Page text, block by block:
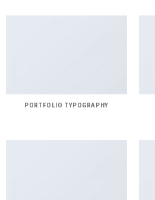
PORTFOLIO TYPOGRAPHY